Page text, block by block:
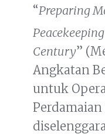
“Preparing
Century”
Angkatan
untuk
Perdamaian